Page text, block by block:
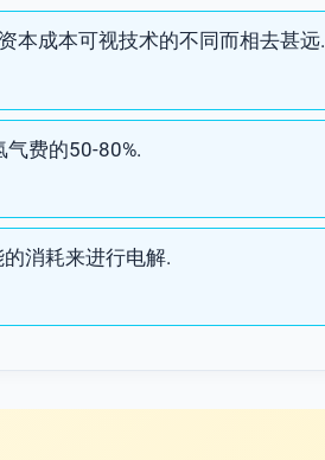
本成本可视技术的不同而相去甚远.
费的50-80%.
消耗来进行电解.